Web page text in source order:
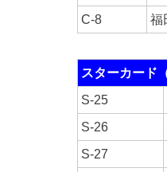
C-8
福
スターカード
S-25
S-26
S-27